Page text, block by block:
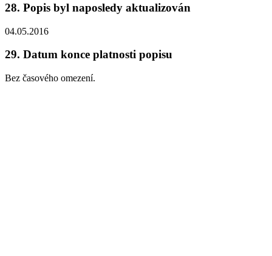
28. Popis byl naposledy aktualizován
04.05.2016
29. Datum konce platnosti popisu
Bez časového omezení.